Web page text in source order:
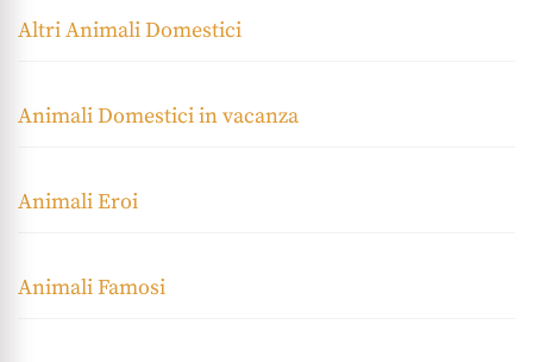
Altri Animali Domestici
Animali Domestici in vacanza
Animali Eroi
Animali Famosi